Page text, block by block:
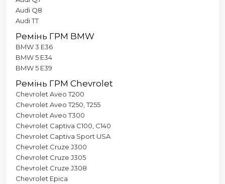
Audi Q8
Audi TT
Ремінь ГРМ BMW
BMW 3 E36
BMW 5 E34
BMW 5 E39
Ремінь ГРМ Chevrolet
Chevrolet Aveo T200
Chevrolet Aveo T250, T255
Chevrolet Aveo T300
Chevrolet Captiva C100, C140
Chevrolet Captiva Sport USA
Chevrolet Cruze J300
Chevrolet Cruze J305
Chevrolet Cruze J308
Chevrolet Epica